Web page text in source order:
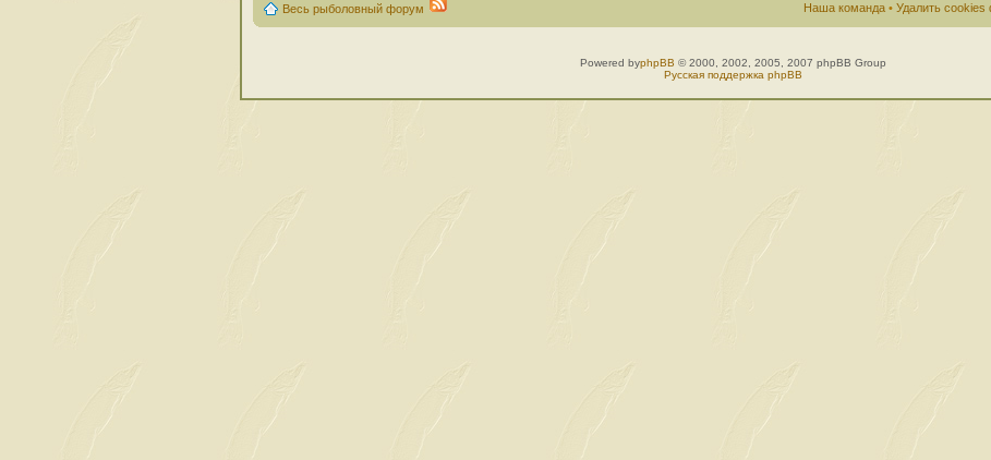
Весь рыболовный форум Наша команда • Удалить
Powered byphpBB © 2000, 2002, 2005, 2007 phpBB Group
Русская поддержка phpBB